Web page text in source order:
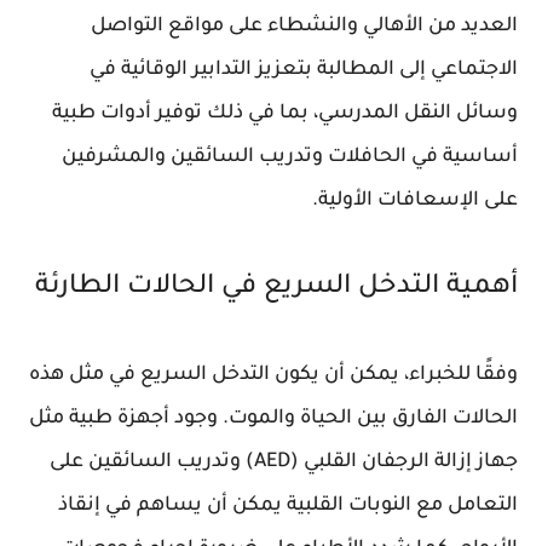
العديد من الأهالي والنشطاء على مواقع التواصل
الاجتماعي إلى المطالبة بتعزيز التدابير الوقائية في
وسائل النقل المدرسي، بما في ذلك توفير أدوات طبية
أساسية في الحافلات وتدريب السائقين والمشرفين
على الإسعافات الأولية.
أهمية التدخل السريع في الحالات الطارئة
وفقًا للخبراء، يمكن أن يكون التدخل السريع في مثل هذه
الحالات الفارق بين الحياة والموت. وجود أجهزة طبية مثل
جهاز إزالة الرجفان القلبي (AED) وتدريب السائقين على
التعامل مع النوبات القلبية يمكن أن يساهم في إنقاذ